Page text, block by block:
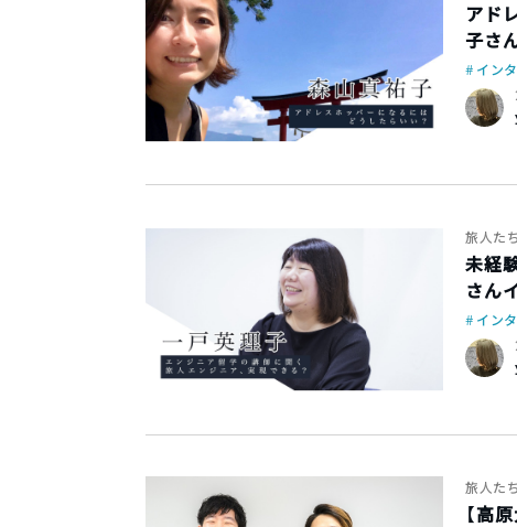
アド
子さ
イン
旅人た
未経
さん
イン
旅人た
【高